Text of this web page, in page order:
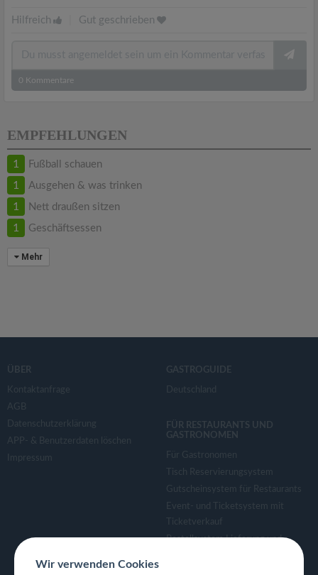
Hilfreich Gut geschrieben
0 Kommentare
EMPFEHLUNGEN
1 Fußball schauen
1 Ausgehen & was trinken
1 Nett draußen sitzen
1 Geschäftsessen
Mehr
ÜBER
Kontaktanfrage
AGB
Datenschutzerklärung
APP- & Benutzerdaten löschen
Impressum
GASTROGUIDE
Deutschland
FÜR RESTAURANTS UND
GASTRONOMEN
Für Gastronomen
Tisch Reservierungsystem
Gutscheinsystem für Restaurants
Event- und Ticketsystem mit
Ticketverkauf
Bestellsystem Lieferung und
Wir verwenden Cookies